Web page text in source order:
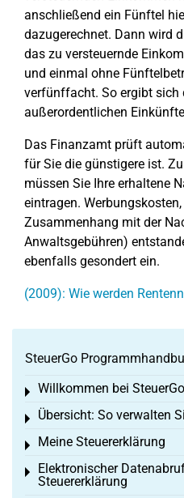
anschließend ein Fünftel
dazugerechnet. Dann wird
das zu versteuernde
und einmal ohne
verfünffacht. So ergibt sich
außerordentlichen
Das Finanzamt prüft
für Sie die günstigere ist.
müssen Sie Ihre erhaltene
eintragen.
Zusammenhang mit der
Anwaltsgebühren)
ebenfalls gesondert ein.
(2009): Wie werden
SteuerGo
Willkommen bei SteuerGo
Toggle menu
Übersicht: So verwalten
Toggle menu
Meine Steuererklärung
Toggle menu
Elektronischer
Steuererklärung
Toggle menu